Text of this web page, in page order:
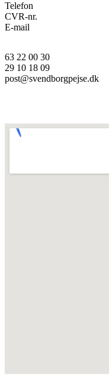
Telefon
CVR-nr.
E-mail
63 22 00 30
29 10 18 09
post@svendborgpejse.dk